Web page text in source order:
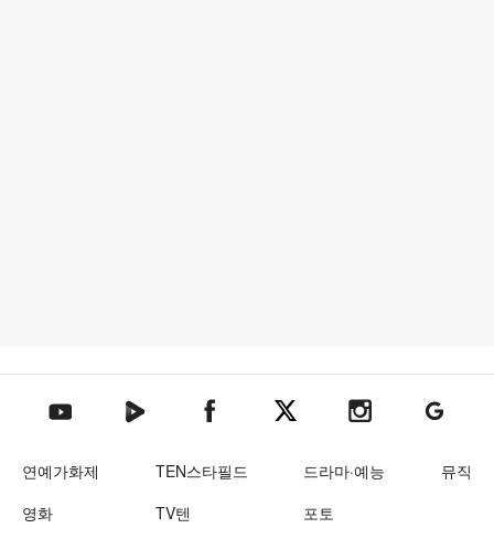
텐아시아 유튜브텐아시아 네이버TV텐아시아 페이스북텐아시아 엑스텐아시아 인스타그램
텐아시아
연예가화제 TEN스타필드 드라마·예능
뮤직
영화
TV텐 포토